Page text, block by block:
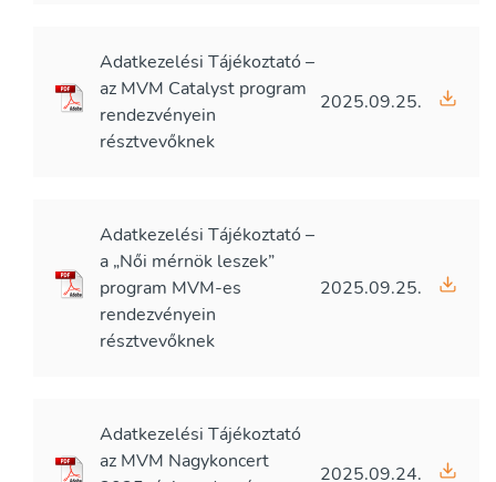
Adatkezelési Tájékoztató –
az MVM Catalyst program
rendezvényein
résztvevőknek
2025.09.25.
Adatkezelési Tájékoztató –
a „Női mérnök leszek”
program MVM-es
rendezvényein
résztvevőknek
2025.09.25.
Adatkezelési Tájékoztató
az MVM Nagykoncert
2025.09.24.